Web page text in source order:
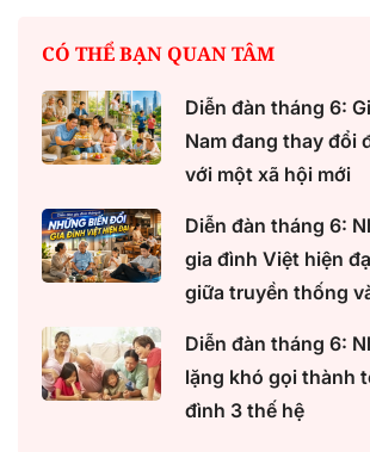
CÓ THỂ BẠN QUAN TÂM
Diễn đàn tháng 6:
Nam đang thay đổi
với một xã hội mới
Diễn đàn tháng 6:
gia đình Việt hiện
giữa truyền thống
Diễn đàn tháng 6:
lặng khó gọi thành
đình 3 thế hệ